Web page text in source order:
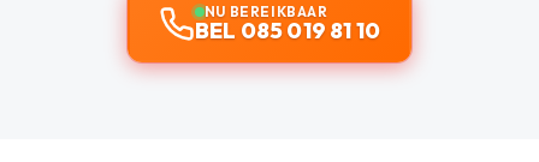
NU BEREIKBAAR
BEL 085 019 81 10